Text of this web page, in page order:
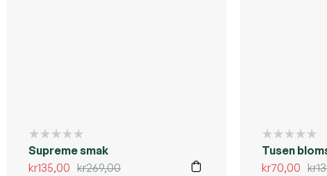
Supreme smak
kr269,00
kr135,00
Tusen
kr
kr70,00